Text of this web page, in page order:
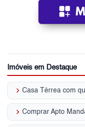
Imóveis em Destaque
keyboard_arrow_right Casa Térrea com
keyboard_arrow_right Comprar Apto